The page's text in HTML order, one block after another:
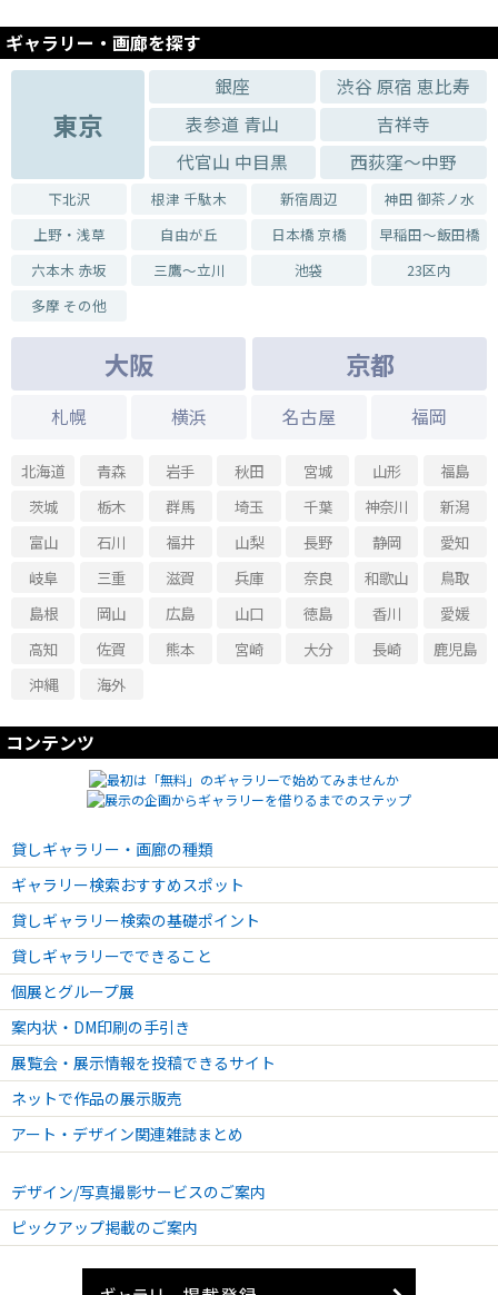
ギャラリー・画廊を探す
東京
銀座
渋谷 原宿 恵比寿
表参道 青山
吉祥寺
代官山 中目黒
西荻窪～中野
下北沢 根津 千駄木 新宿周辺
神田 御茶ノ水
上野・浅草
自由が丘 日本橋 京橋
早稲田～飯田橋
六本木 赤坂
三鷹～立川 池袋
23区内
多摩 その他
大阪 京都
札幌 横浜 名古屋 福岡
北海道 青森 岩手 秋田 宮城 山形
福島
茨城
栃木 群馬 埼玉 千葉 神奈川
新潟
富山
石川 福井 山梨 長野 静岡
愛知
岐阜
三重 滋賀 兵庫 奈良 和歌山
鳥取
島根
岡山 広島 山口 徳島 香川
愛媛
高知
佐賀 熊本 宮崎 大分 長崎
鹿児島
沖縄
海外
コンテンツ
貸しギャラリー・画廊の種類
ギャラリー検索おすすめスポット
貸しギャラリー検索の基礎ポイント
貸しギャラリーでできること
個展とグループ展
案内状・DM印刷の手引き
展覧会・展示情報を投稿できるサイト
ネットで作品の展示販売
アート・デザイン関連雑誌まとめ
デザイン/写真撮影サービスのご案内
ピックアップ掲載のご案内